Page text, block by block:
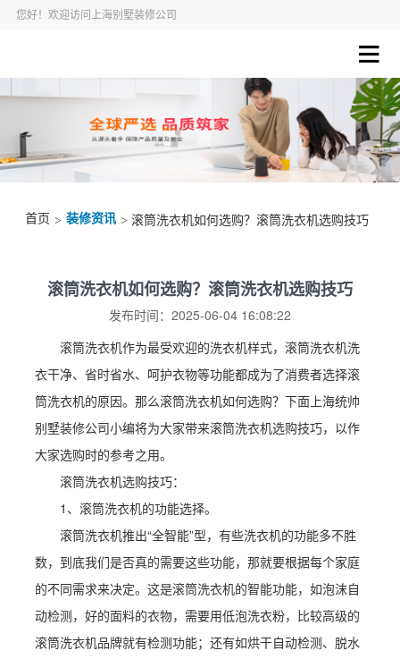
您好！欢迎访问上海别墅装修公司
首页 > 装修资讯 > 滚筒洗衣机如何选购？滚筒洗衣机选购技巧
滚筒洗衣机如何选购？滚筒洗衣机选购技巧
发布时间：2025-06-04 16:08:22
滚筒洗衣机作为最受欢迎的洗衣机样式，滚筒洗衣机洗
衣干净、省时省水、呵护衣物等功能都成为了消费者选择滚
筒洗衣机的原因。那么滚筒洗衣机如何选购？下面上海统帅
别墅装修公司小编将为大家带来滚筒洗衣机选购技巧，以作
大家选购时的参考之用。
滚筒洗衣机选购技巧：
1、滚筒洗衣机的功能选择。
滚筒洗衣机推出“全智能”型，有些洗衣机的功能多不胜
数，到底我们是否真的需要这些功能，那就要根据每个家庭
的不同需求来决定。这是滚筒洗衣机的智能功能，如泡沫自
动检测，好的面料的衣物，需要用低泡洗衣粉，比较高级的
滚筒洗衣机品牌就有检测功能；还有如烘干自动检测、脱水